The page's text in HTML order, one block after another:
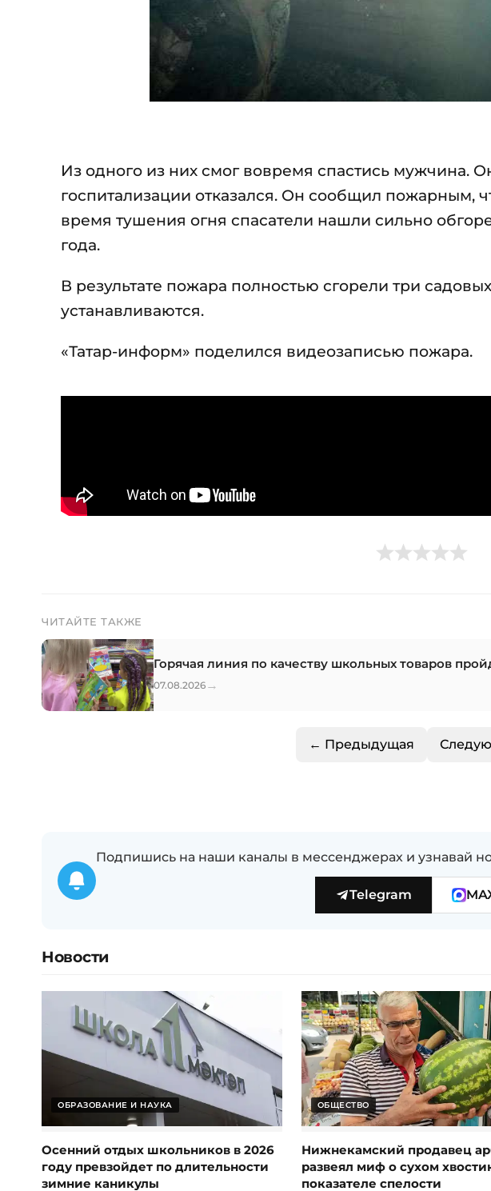
Из одного из них смог вовремя спастись мужчина.
госпитализации отказался. Он сообщил пожарным,
время тушения огня спасатели нашли сильно
года.
В результате пожара полностью сгорели три
устанавливаются.
«Татар-информ» поделился видеозаписью пожара.
ЧИТАЙТЕ ТАКЖЕ
Горячая линия по качеству школьных товаров
07.08.2026 →
← Предыдущая
Подпишись на наши каналы в мессенджерах и узнавай
Telegram
Новости
ОБРАЗОВАНИЕ И НАУКА
Осенний отдых школьников в 2026
году превзойдет по длительности
зимние каникулы
ОБЩЕСТВО
Нижнекамский продавец
развеял миф о сухом
показателе спелости